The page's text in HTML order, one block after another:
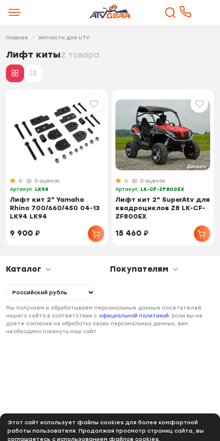
Этот сайт использует файлы cookies для более комфортной
работы пользователя. Продолжая просмотр страниц сайта, вы
соглашаетесь с использованием файлов cookies.
Главная Запчасти для UTV
Лифт киты2 товара
0
0 оценок
Артикул: LK94
Лифт кит 2" Yamaha
Rhino 700/660/450 04-13
LK94 LK94
9 900₽
0
0 оценок
Артикул: LK-CF-ZF800EX
Лифт кит 2" SuperAtv для
квадроциклов Z8 LK-CF-
ZF800EX
15 460₽
Каталог Покупателям
Мы получаем и обрабатываем персональные данные посетителей
нашего сайта в соответствии с официальной политикой. Если вы не
даете согласия на обработку своих персональных данных, вам
необходимо покинуть наш сайт.